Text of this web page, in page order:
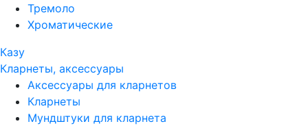
Тремоло
Хроматические
Казу
Кларнеты, аксессуары
Аксессуары для кларнетов
Кларнеты
Мундштуки для кларнета